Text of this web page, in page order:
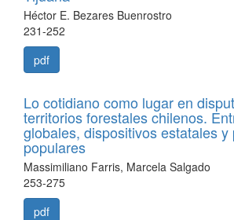
Héctor E. Bezares Buenrostro
231-252
pdf
Lo cotidiano como lugar en
territorios forestales chilenos.
globales, dispositivos estatales y
populares
Massimiliano Farris, Marcela Salgado
253-275
pdf